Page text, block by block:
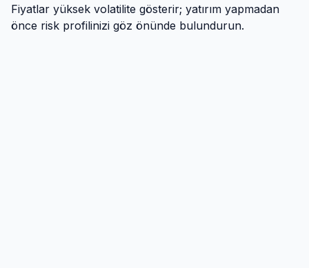
Fiyatlar yüksek volatilite gösterir; yatırım yapmadan
önce risk profilinizi göz önünde bulundurun.